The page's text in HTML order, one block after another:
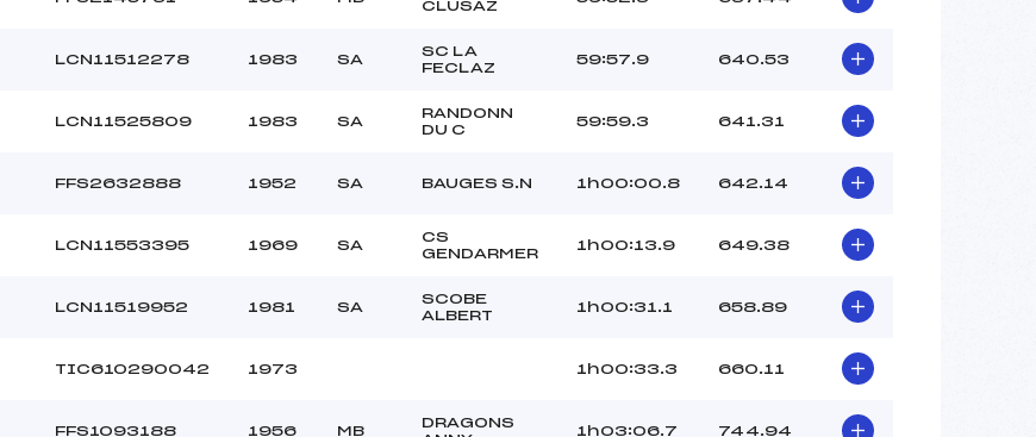
CLUSAZ
LCN11512278 1983 SA
SC LA
FECLAZ
59:57.9 640.53
LCN11525809 1983 SA
RANDONN
DU C
59:59.3 641.31
FFS2632888 1952 SA BAUGES S.N 1h00:00.8 642.14
LCN11553395 1969 SA
CS
GENDARMER
1h00:13.9 649.38
LCN11519952 1981 SA
SCOBE
ALBERT
1h00:31.1 658.89
TIC610290042 1973 1h00:33.3 660.11
FFS1093188 1956 MB
DRAGONS
1h03:06.7 744.94